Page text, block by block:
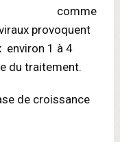
comme
provoquent
environ 1 à 4
du traitement.
de croissance